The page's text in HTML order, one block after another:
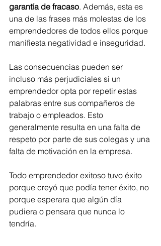
garantía de fracaso. Además, esta es
una de las frases más molestas de los
emprendedores de todos ellos porque
manifiesta negatividad e inseguridad.
Las consecuencias pueden ser
incluso más perjudiciales si un
emprendedor opta por repetir estas
palabras entre sus compañeros de
trabajo o empleados. Esto
generalmente resulta en una falta de
respeto por parte de sus colegas y una
falta de motivación en la empresa.
Todo emprendedor exitoso tuvo éxito
porque creyó que podía tener éxito, no
porque esperara que algún día
pudiera o pensara que nunca lo
tendría.